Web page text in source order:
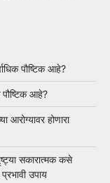
पौष्टिक आहे?
पौष्टिक आहे?
आरोग्यावर होणारा
सकारात्मक कसे
उपाय